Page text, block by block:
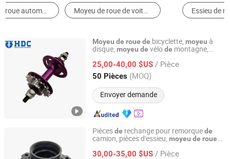
Essieu de remorque
Moyeu de roue de bicyclette, moyeu à
disque, moyeu de vélode montagne,
25,00-40,00 $US / Pièce
50 Pièces (MOQ)
Envoyer demande
Wuxi Henderchan Industrial Co Ltd
Jiangsu, China Depuis 2023
Piècesde rechange pour remorquede
camion, pièces d'essieu, moyeu de roue
30,00-35,00 $US / Pièce
Shandong Zhengyang Machinery Co. Ltd